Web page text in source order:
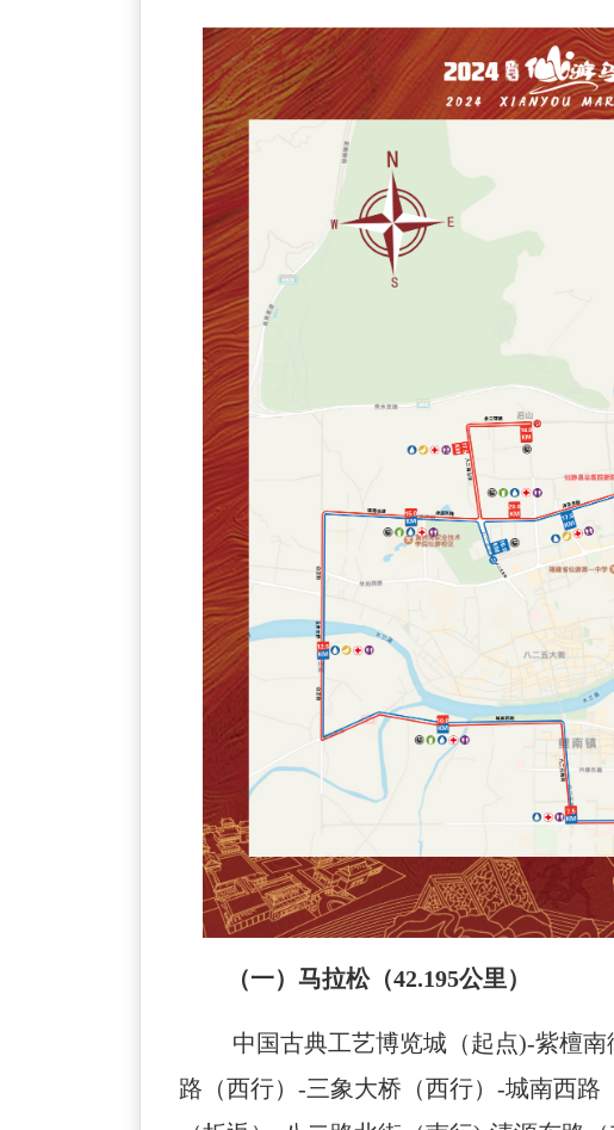
（一）马拉松（42.195公里）
中国古典工艺博览城（起点)-紫檀南
路（西行）-三象大桥（西行）-城南西